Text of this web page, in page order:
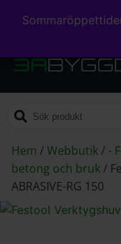
Hem /Webbutik/ -
betong och bruk/
ABRASIVE-RG 150